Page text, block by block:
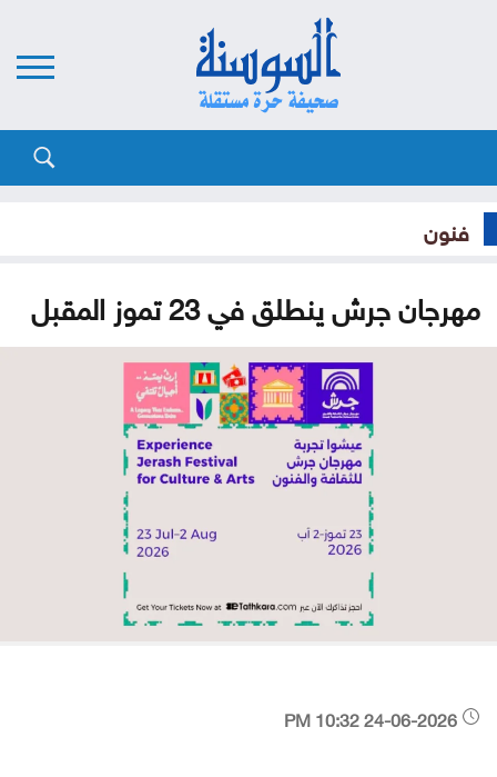
فنون
مهرجان جرش ينطلق في 23 تموز المقبل